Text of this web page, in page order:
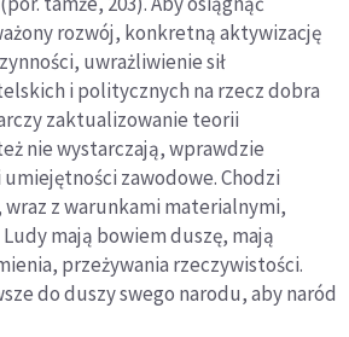
rozwój, konkretną aktywizację
uwrażliwienie sił
i politycznych na rzecz dobra
zaktualizowanie teorii
nie wystarczają, wprawdzie
zawodowe. Chodzi
z warunkami materialnymi,
mają bowiem duszę, mają
przeżywania rzeczywistości.
do duszy swego narodu, aby naród